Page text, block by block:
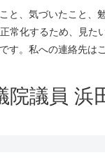
、気づいたこと
化するため、見
です。私への連絡先
院議員 浜